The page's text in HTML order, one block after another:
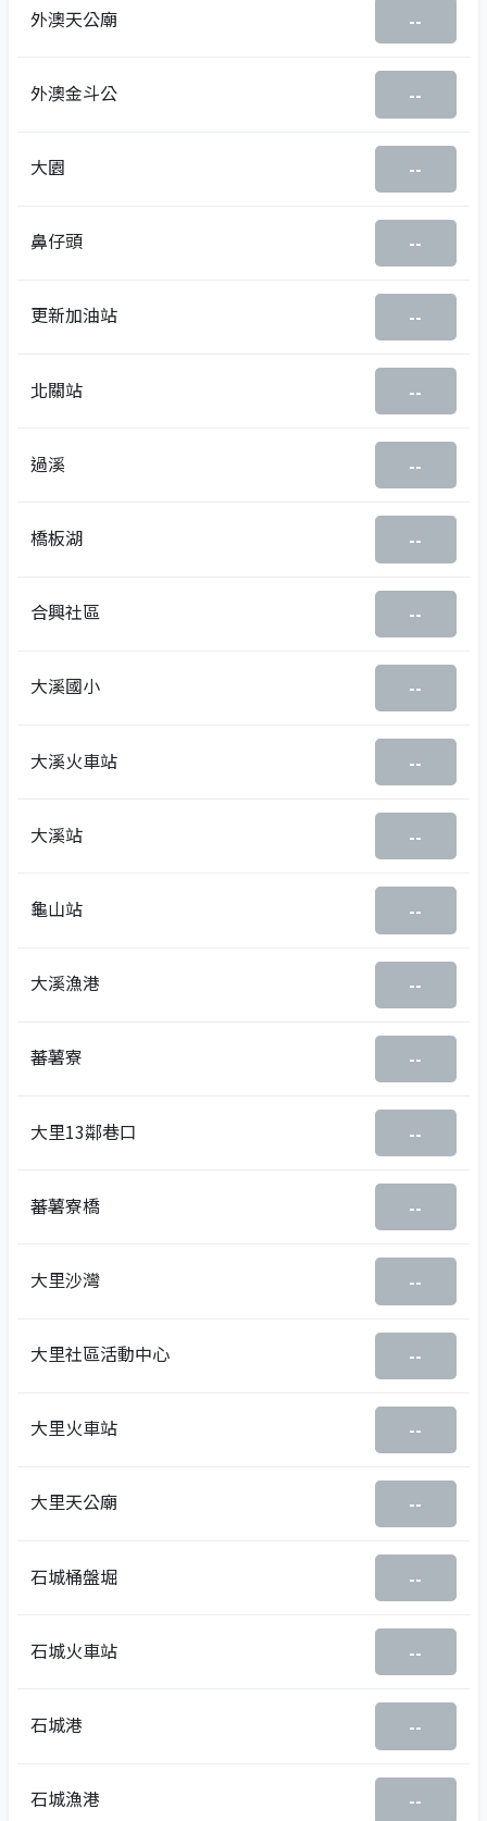
外澳天公廟 --
外澳金斗公 --
大園 --
鼻仔頭 --
更新加油站 --
北關站 --
過溪 --
橋板湖 --
合興社區 --
大溪國小 --
大溪火車站 --
大溪站 --
龜山站 --
大溪漁港 --
蕃薯寮 --
大里13鄰巷口 --
蕃薯寮橋 --
大里沙灣 --
大里社區活動中心 --
大里火車站 --
大里天公廟 --
石城桶盤堀 --
石城火車站 --
石城港 --
石城漁港 --